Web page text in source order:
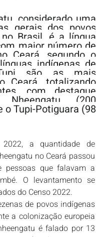
considerado uma
gerais dos povos
Brasil, é a língua
maior número de
Ceará, segundo o
indígenas de
são as mais
Ceará, totalizando
com destaque
(200
o Tupi-Potiguara (98
a quantidade de
no Ceará passou
pessoas que falavam a
O levantamento se
do Censo 2022.
de povos indígenas
a colonização europeia
é falado por 13